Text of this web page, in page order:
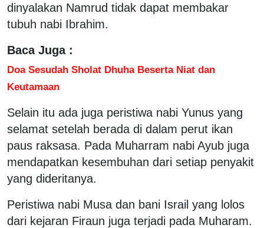
dinyalakan Namrud tidak dapat membakar
tubuh nabi Ibrahim.
Baca Juga :
Doa Sesudah Sholat Dhuha Beserta Niat dan
Keutamaan
Selain itu ada juga peristiwa nabi Yunus yang
selamat setelah berada di dalam perut ikan
paus raksasa. Pada Muharram nabi Ayub juga
mendapatkan kesembuhan dari setiap penyakit
yang dideritanya.
Peristiwa nabi Musa dan bani Israil yang lolos
dari kejaran Firaun juga terjadi pada Muharam.